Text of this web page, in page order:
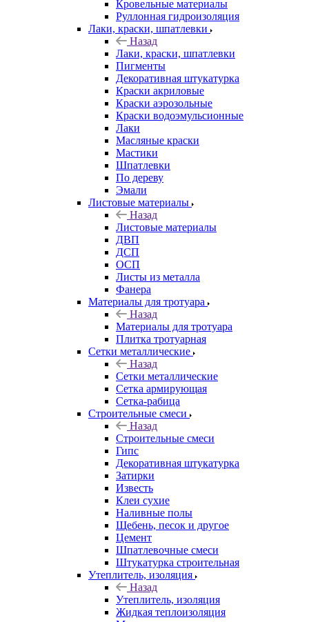
Кровельные материалы
Руллонная гидроизоляция
Лаки, краски, шпатлевки
Назад
Лаки, краски, шпатлевки
Пигменты
Декоративная штукатурка
Краски акриловые
Краски аэрозольные
Краски водоэмульсионные
Лаки
Масляные краски
Мастики
Шпатлевки
По дереву
Эмали
Листовые материалы
Назад
Листовые материалы
ДВП
ДСП
ОСП
Листы из металла
Фанера
Материалы для тротуара
Назад
Материалы для тротуара
Плитка тротуарная
Сетки металлические
Назад
Сетки металлические
Сетка армирующая
Сетка-рабица
Строительные смеси
Назад
Строительные смеси
Гипс
Декоративная штукатурка
Затирки
Известь
Клеи сухие
Наливные полы
Щебень, песок и другое
Цемент
Шпатлевочные смеси
Штукатурка строительная
Утеплитель, изоляция
Назад
Утеплитель, изоляция
Жидкая теплоизоляция